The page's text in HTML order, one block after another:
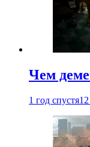
Чем
1 год спустя